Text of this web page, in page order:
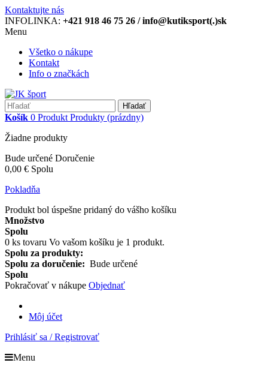
Kontaktujte nás
INFOLINKA: +421 918 46 75 26 / info@kutiksport(.)sk
Menu
Všetko o nákupe
Kontakt
Info o značkách
Hľadať
Košík 0 Produkt Produkty (prázdny)
Žiadne produkty
Bude určené Doručenie
0,00 € Spolu
Pokladňa
Produkt bol úspešne pridaný do vášho košíku
Množstvo
Spolu
0 ks tovaru Vo vašom košíku je 1 produkt.
Spolu za produkty:
Spolu za doručenie: Bude určené
Spolu
Pokračovať v nákupe Objednať
Môj účet
Prihlásiť sa / Registrovať
Menu